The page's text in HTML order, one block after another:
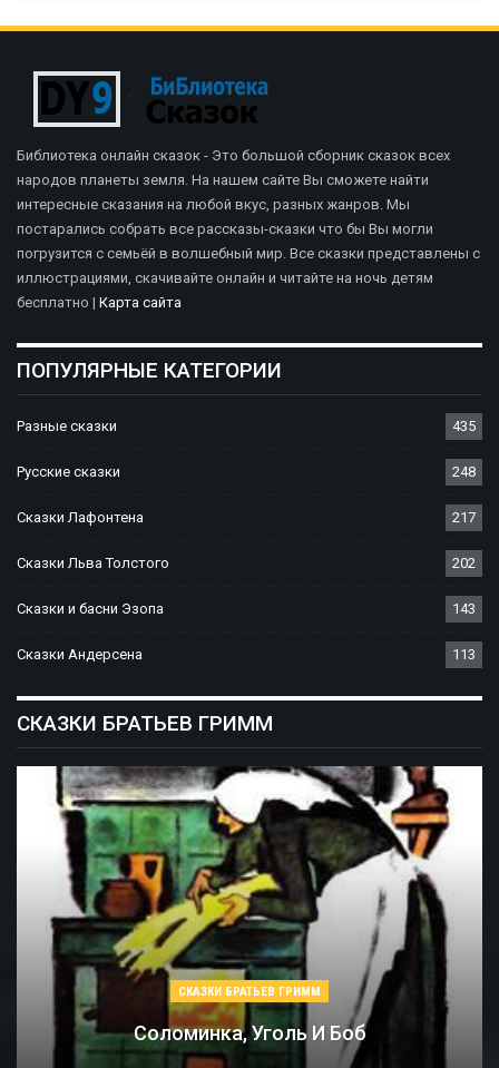
Библиотека онлайн сказок - Это большой сборник сказок всех
народов планеты земля. На нашем сайте Вы сможете найти
интересные сказания на любой вкус, разных жанров. Мы
постарались собрать все рассказы-сказки что бы Вы могли
погрузится с семьёй в волшебный мир. Все сказки представлены с
иллюстрациями, скачивайте онлайн и читайте на ночь детям
бесплатно | Карта сайта
ПОПУЛЯРНЫЕ КАТЕГОРИИ
Разные сказки 435
Русские сказки 248
Сказки Лафонтена 217
Сказки Льва Толстого 202
Сказки и басни Эзопа 143
Сказки Андерсена 113
СКАЗКИ БРАТЬЕВ ГРИММ
СКАЗКИ БРАТЬЕВ ГРИММ
Соломинка, Уголь И Боб